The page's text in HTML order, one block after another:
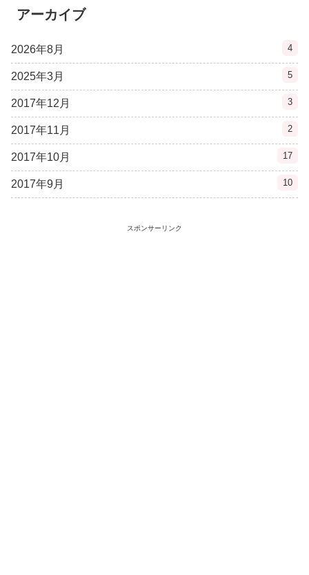
アーカイブ
2026年8月 4
2025年3月 5
2017年12月 3
2017年11月 2
2017年10月 17
2017年9月 10
スポンサーリンク